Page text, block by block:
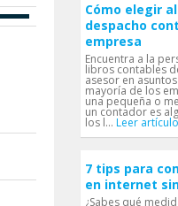
Cómo elegir
despacho
empresa
Encuentra a la
libros contables
asesor en
mayoría de los
una pequeña o
un contador es
los l... Leer artículo
7 tips para
en internet
¿Sabes qué